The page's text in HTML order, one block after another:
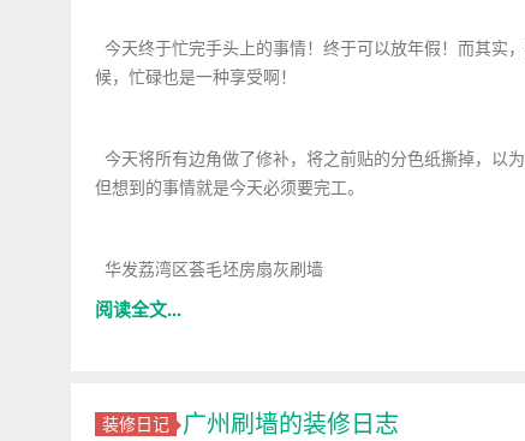
今天终于忙完手头上的事情！终于可以放年假！而其
候，忙碌也是一种享受啊！
今天将所有边角做了修补，将之前贴的分色纸撕掉，以
但想到的事情就是今天必须要完工。
华发荔湾区荟毛坯房扇灰刷墙
阅读全文...
装修日记 广州刷墙的装修日志